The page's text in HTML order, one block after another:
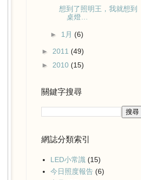
想到了照明王，我就想到
桌燈…
► 1月 (6)
► 2011 (49)
► 2010 (15)
關鍵字搜尋
網誌分類索引
LED小常識 (15)
今日照度報告 (6)